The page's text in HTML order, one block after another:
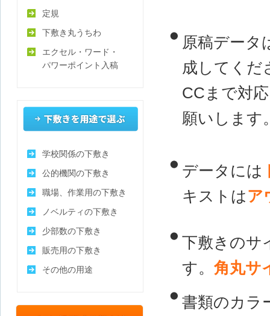
定規
下敷き丸うちわ
エクセル・ワード・
パワーポイント入稿
学校関係の下敷き
公的機関の下敷き
職場、作業用の下敷き
ノベルティの下敷き
少部数の下敷き
販売用の下敷き
その他の用途
原稿データ
成してくだ
CCまで対
願いします
データには
キストはア
下敷きのサ
す。 角丸サ
書類のカラ